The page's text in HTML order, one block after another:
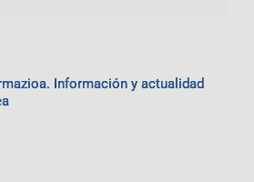
Información y actualidad